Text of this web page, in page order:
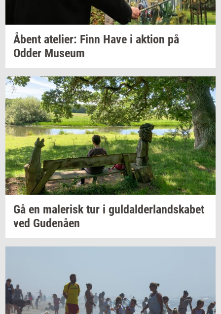
Åbent ate­li­er: Finn Have i ak­tion på
Odder Mu­se­um
Gå en ma­le­risktur i gul­dal­der­land­ska­bet
ved Gu­denå­en